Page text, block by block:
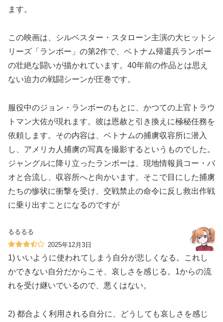
ます。
この映画は、シルベスター・スタローン主演の大ヒットシ
リーズ「ランボー」の第2作で、ベトナム帰還兵ランボー
の壮絶な闘いが描かれています。40年前の作品とは思え
ない迫力の戦闘シーンが圧巻です。
服役中のジョン・ランボーのもとに、かつての上官トラウ
トマン大佐が現れます。彼は恩赦と引き換えに極秘任務を
依頼します。その内容は、ベトナムの捕虜収容所に潜入
し、アメリカ人捕虜の写真を撮影するというものでした。
ジャングルに降り立ったランボーは、現地情報員コー・バ
オと合流し、収容所へと向かいます。そこで目にした捕虜
たちの惨状に衝撃を受け、交戦禁止の命令に反し救出作戦
に乗り出すことになるのですが
るるるる
2025年12月3日
1) いいように使われてしまう自分が悲しくなる。これし
かできない自分だからこそ、哀しさを感じる。1からの流
れを受け継いでいるので、悪くはない。
2) 都合よく利用される自分に、どうしても哀しさを感じ